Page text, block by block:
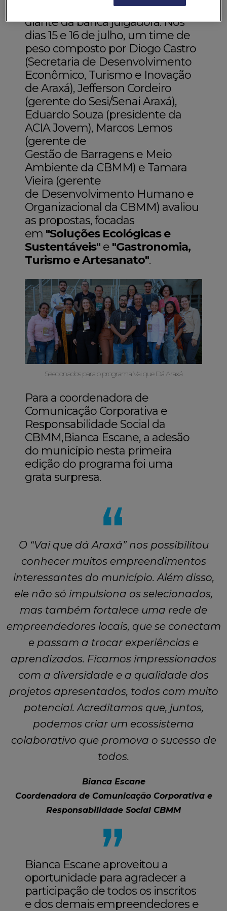
tiveram a oportunidade de brilhar
diante da banca julgadora. Nos
dias 15 e 16 de julho, um time de
peso composto por Diogo Castro
(Secretaria de Desenvolvimento
Econômico, Turismo e Inovação
de Araxá), Jefferson Cordeiro
(gerente do Sesi/Senai Araxá),
Eduardo Souza (presidente da
ACIA Jovem), Marcos Lemos
(gerente de
Gestão de Barragens e Meio
Ambiente da CBMM) e Tamara
Vieira (gerente
de Desenvolvimento Humano e
Organizacional da CBMM) avaliou
as propostas, focadas
em "Soluções Ecológicas e
Sustentáveis" e "Gastronomia,
Turismo e Artesanato".
Selecionados para o programa Vai que Dá Araxá
Para a coordenadora de
Comunicação Corporativa e
Responsabilidade Social da
CBMM,Bianca Escane, a adesão
do município nesta primeira
edição do programa foi uma
grata surpresa.
O “Vai que dá Araxá” nos possibilitou
conhecer muitos empreendimentos
interessantes do município. Além disso,
ele não só impulsiona os selecionados,
mas também fortalece uma rede de
empreendedores locais, que se conectam
e passam a trocar experiências e
aprendizados. Ficamos impressionados
com a diversidade e a qualidade dos
projetos apresentados, todos com muito
potencial. Acreditamos que, juntos,
podemos criar um ecossistema
colaborativo que promova o sucesso de
todos.
Bianca Escane
Coordenadora de Comunicação Corporativa e
Responsabilidade Social CBMM
Bianca Escane aproveitou a
oportunidade para agradecer a
participação de todos os inscritos
e dos demais empreendedores e